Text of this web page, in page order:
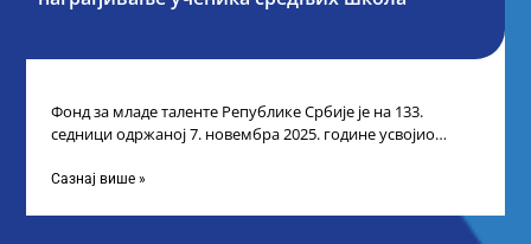
Фонд за младе таленте Републике Србије је на 133.
седници одржаној 7. новембра 2025. године усвојио
Сазнај више »